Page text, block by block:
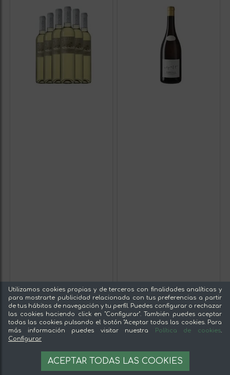
Utilizamos cookies propias y de terceros con finalidades analíticas y
para mostrarte publicidad relacionada con tus preferencias a partir
de tus hábitos de navegación y tu perfil. Puedes configurar o rechazar
las cookies haciendo click en "Configurar". También puedes aceptar
todas las cookies pulsando el botón "Aceptar todas las cookies. Para
más información puedes visitar nuestra
Política de cookies.
Configurar
ACEPTAR TODAS LAS COOKIES